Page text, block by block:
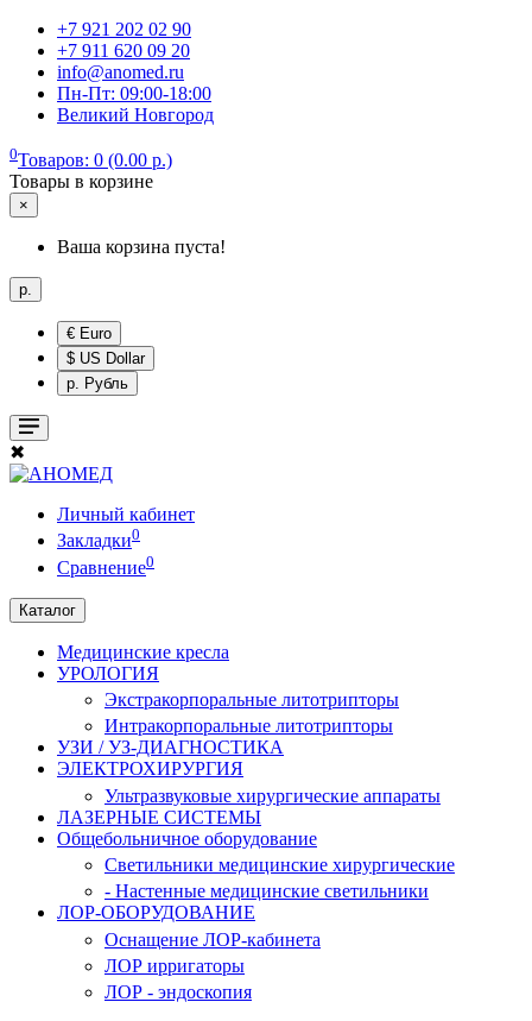
+7 921 202 02 90
+7 911 620 09 20
info@anomed.ru
Пн-Пт: 09:00-18:00
Великий Новгород
0Товаров: 0 (0.00 р.)
Товары в корзине
×
Ваша корзина пуста!
р.
€ Euro
$ US Dollar
р. Рубль
✖
Личный кабинет
Закладки0
Сравнение0
Каталог
Медицинские кресла
УРОЛОГИЯ
Экстракорпоральные литотрипторы
Интракорпоральные литотрипторы
УЗИ / УЗ-ДИАГНОСТИКА
ЭЛЕКТРОХИРУРГИЯ
Ультразвуковые хирургические аппараты
ЛАЗЕРНЫЕ СИСТЕМЫ
Общебольничное оборудование
Светильники медицинские хирургические
- Настенные медицинские светильники
ЛОР-ОБОРУДОВАНИЕ
Оснащение ЛОР-кабинета
ЛОР ирригаторы
ЛОР - эндоскопия